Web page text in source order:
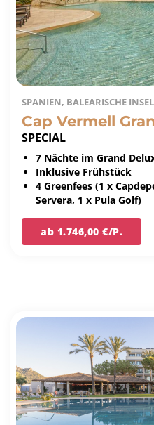
SPANIEN, BALEARISCHE
Cap Vermell
SPECIAL
7 Nächte im Grand
Inklusive Frühstück
4 Greenfees (1 x
Servera, 1 x Pula Golf)
ab 1.746,00 €/P.